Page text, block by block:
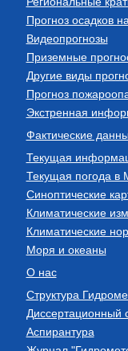
Прогноз осадков
Видеопрогнозы
Приземные
Другие виды
Прогноз
Экстренная
Фактические
Текущая
Текущая погода в
Синоптические
Климатические
Климатические
Моря и океаны
О нас
Структура
Диссертационный
Аспирантура